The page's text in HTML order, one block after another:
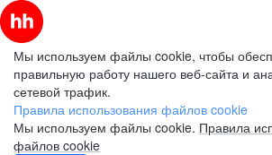
Мы используем файлы cookie, чтобы
правильную работу нашего веб-сайта и
сетевой трафик.
Правила использования файлов cookie
Мы используем файлы cookie. Правила
файлов cookie